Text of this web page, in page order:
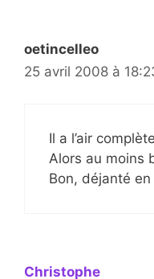
oetincelleo
25 avril 2008 à
Il a l’air
Alors au moins
Bon, déjanté
Christophe